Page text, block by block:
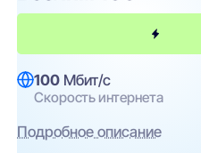
100 Мбит/с
Скорость интернета
Подробное описание